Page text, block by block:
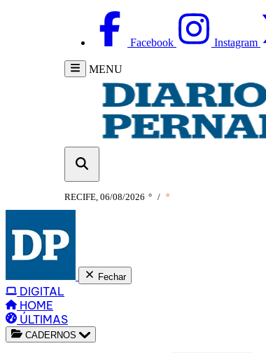
Facebook Instagram
MENU
RECIFE, 06/08/2026 ° / °
Fechar
DIGITAL
HOME
ÚLTIMAS
CADERNOS